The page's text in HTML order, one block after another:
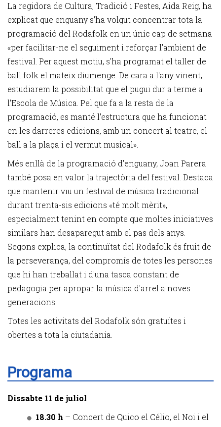
La regidora de Cultura, Tradició i Festes, Aida Reig, ha
explicat que enguany s'ha volgut concentrar tota la
programació del Rodafolk en un únic cap de setmana
«per facilitar-ne el seguiment i reforçar l'ambient de
festival. Per aquest motiu, s'ha programat el taller de
ball folk el mateix diumenge. De cara a l'any vinent,
estudiarem la possibilitat que el pugui dur a terme a
l'Escola de Música. Pel que fa a la resta de la
programació, es manté l'estructura que ha funcionat
en les darreres edicions, amb un concert al teatre, el
ball a la plaça i el vermut musical».
Més enllà de la programació d'enguany, Joan Parera
també posa en valor la trajectòria del festival. Destaca
que mantenir viu un festival de música tradicional
durant trenta-sis edicions «té molt mèrit»,
especialment tenint en compte que moltes iniciatives
similars han desaparegut amb el pas dels anys.
Segons explica, la continuïtat del Rodafolk és fruit de
la perseverança, del compromís de totes les persones
que hi han treballat i d'una tasca constant de
pedagogia per apropar la música d'arrel a noves
generacions.
Totes les activitats del Rodafolk són gratuïtes i
obertes a tota la ciutadania.
Programa
Dissabte 11 de juliol
18.30 h – Concert de Quico el Célio, el Noi i el